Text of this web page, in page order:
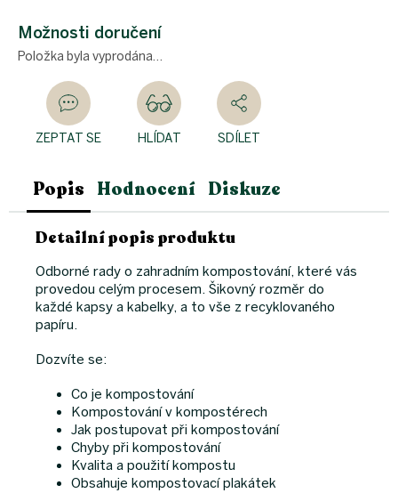
Možnosti doručení
Položka byla vyprodána…
ZEPTAT SE HLÍDAT SDÍLET
Popis Hodnocení Diskuze
Detailní popis produktu
Odborné rady o zahradním kompostování, které vás
provedou celým procesem. Šikovný rozměr do
každé kapsy a kabelky, a to vše z recyklovaného
papíru.
Dozvíte se:
Co je kompostování
Kompostování v kompostérech
Jak postupovat při kompostování
Chyby při kompostování
Kvalita a použití kompostu
Obsahuje kompostovací plakátek